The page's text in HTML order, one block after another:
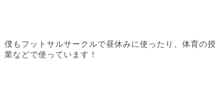
僕もフットサルサークルで昼休みに使ったり、体育の授
業などで使っています！